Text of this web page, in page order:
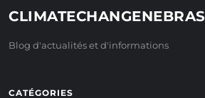
Blog d'actualités et d'informations
CATÉGORIES